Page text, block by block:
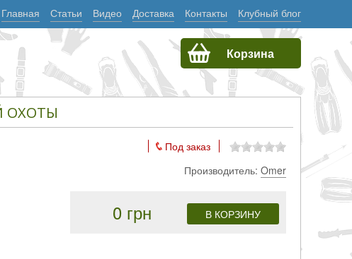
Главная Статьи Видео Доставка Контакты Клубный блог
Корзина
ОХОТЫ
Под заказ
Производитель: Omer
0 грн